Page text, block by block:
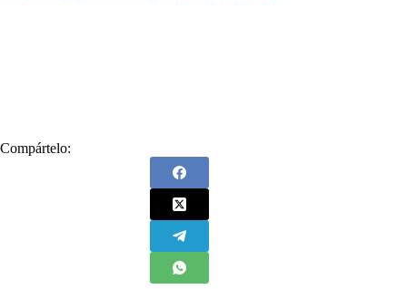
Compártelo: